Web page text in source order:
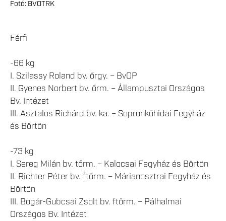
Fotó: BVOTRK
Férfi
-66 kg
I. Szilassy Roland bv. őrgy. – BvOP
II. Gyenes Norbert bv. őrm. – Állampusztai Országos
Bv. Intézet
III. Asztalos Richárd bv. ka. – Sopronkőhidai Fegyház
és Börtön
-73 kg
I. Sereg Milán bv. tőrm. – Kalocsai Fegyház és Börtön
II. Richter Péter bv. ftőrm. – Márianosztrai Fegyház és
Börtön
III. Bogár-Gubcsai Zsolt bv. ftőrm. – Pálhalmai
Országos Bv. Intézet